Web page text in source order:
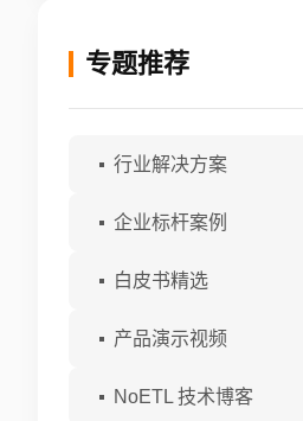
专题推荐
行业解决方案
企业标杆案例
白皮书精选
产品演示视频
NoETL 技术博客